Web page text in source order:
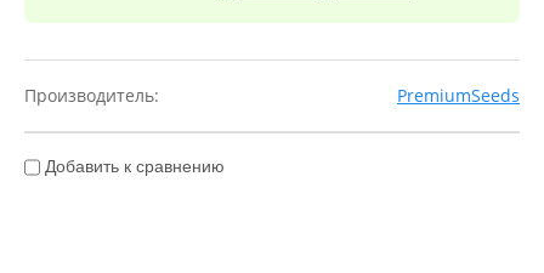
Производитель: PremiumSeeds
Добавить к сравнению